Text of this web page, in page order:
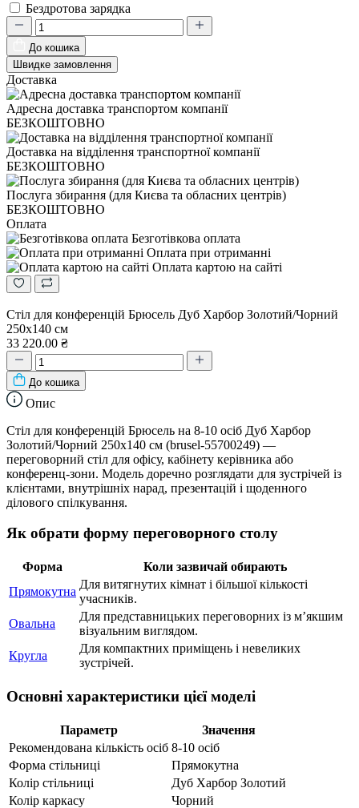
Бездротова зарядка
До кошика
Швидке замовлення
Доставка
Адресна доставка транспортом компанії
БЕЗКОШТОВНО
Доставка на відділення транспортної компанії
БЕЗКОШТОВНО
Послуга збирання (для Києва та обласних центрів)
БЕЗКОШТОВНО
Оплата
Безготівкова оплата
Оплата при отриманні
Оплата картою на сайті
Стіл для конференцій Брюсель Дуб Харбор Золотий/Чорний
250x140 см
33 220.00 ₴
До кошика
Опис
Стіл для конференцій Брюсель на 8-10 осіб Дуб Харбор
Золотий/Чорний 250x140 см (brusel-55700249) —
переговорний стіл для офісу, кабінету керівника або
конференц-зони. Модель доречно розглядати для зустрічей із
клієнтами, внутрішніх нарад, презентацій і щоденного
ділового спілкування.
Як обрати форму переговорного столу
Форма
Коли зазвичай обирають
Прямокутна
Для витягнутих кімнат і більшої кількості
учасників.
Овальна
Для представницьких переговорних із м’якшим
візуальним виглядом.
Кругла
Для компактних приміщень і невеликих
зустрічей.
Основні характеристики цієї моделі
Параметр
Значення
Рекомендована кількість осіб 8-10 осіб
Форма стільниці
Прямокутна
Колір стільниці
Дуб Харбор Золотий
Колір каркасу
Чорний